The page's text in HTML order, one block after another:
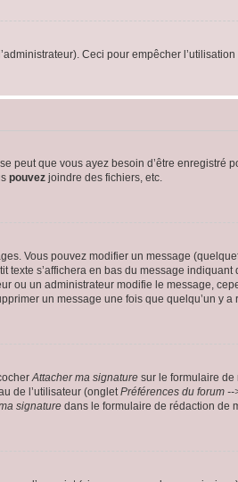
Ceci pour empêcher
peut que vous ayez besoin d’être enregistré
pouvez joindre des fichiers, etc.
Vous pouvez modifier un message
s’affichera en bas du message indiquant
ou un administrateur modifie le message,
un message une fois que quelqu’un y a
Attacher ma signature sur le formulaire de
de l’utilisateur (ongletPréférences du forum
signature dans le formulaire de rédaction de